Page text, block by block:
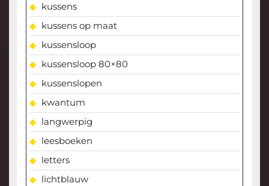
kussens
kussens op maat
kussensloop
kussensloop 80×80
kussenslopen
kwantum
langwerpig
leesboeken
letters
lichtblauw